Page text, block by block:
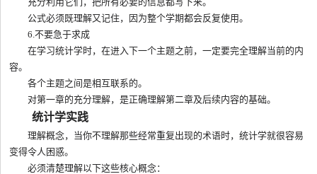
公式必须既理解又记住，因为整个学期都会反复使用。
6.不要急于求成
在学习统计学时，在进入下一个主题之前，一定要完全理解当前的内
容。
各个主题之间是相互联系的。
对第一章的充分理解，是正确理解第二章及后续内容的基础。
统计学实践
理解概念，当你不理解那些经常重复出现的术语时，统计学就很容易
变得令人困惑。
必须清楚理解以下这些核心概念：